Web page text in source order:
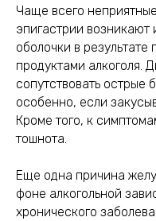
Чаще всего
эпигастрии возникают
оболочки в результате
продуктами алкоголя.
сопутствовать острые
особенно, если
Кроме того, к
тошнота.
Еще одна причина
фоне алкогольной
хронического